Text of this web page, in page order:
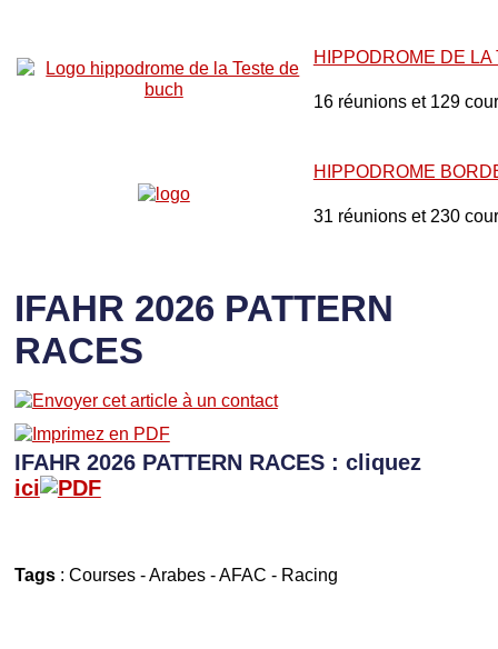
HIPPODROME DE LA
16 réunions et 129
HIPPODROME
31 réunions et 230
IFAHR 2026 PATTERN
RACES
IFAHR 2026 PATTERN RACES : cliquez
ici
Tags: Courses-Arabes-AFAC - Racing